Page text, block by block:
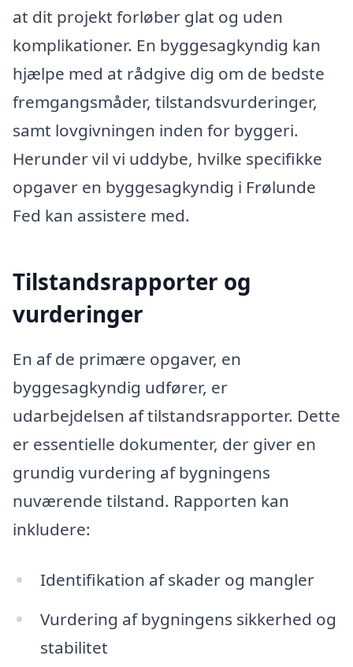
at dit projekt forløber glat og uden
komplikationer. En byggesagkyndig kan
hjælpe med at rådgive dig om de bedste
fremgangsmåder, tilstandsvurderinger,
samt lovgivningen inden for byggeri.
Herunder vil vi uddybe, hvilke specifikke
opgaver en byggesagkyndig i Frølunde
Fed kan assistere med.
Tilstandsrapporter og
vurderinger
En af de primære opgaver, en
byggesagkyndig udfører, er
udarbejdelsen af tilstandsrapporter. Dette
er essentielle dokumenter, der giver en
grundig vurdering af bygningens
nuværende tilstand. Rapporten kan
inkludere:
Identifikation af skader og mangler
Vurdering af bygningens sikkerhed og
stabilitet